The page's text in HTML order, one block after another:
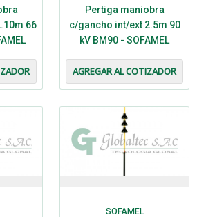
66
Pertiga maniobra
c/gancho int/ext 2.5m 90
kV BM90 - SOFAMEL
AGREGAR AL COTIZADOR
SOFAMEL